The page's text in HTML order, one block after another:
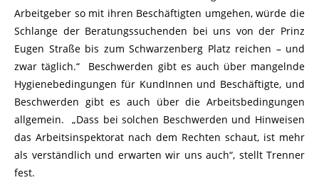
Arbeitgeber so mit ihren Beschäftigten umgehen, würde die
Schlange der Beratungssuchenden bei uns von der Prinz
Eugen Straße bis zum Schwarzenberg Platz reichen – und
zwar täglich.“ Beschwerden gibt es auch über mangelnde
Hygienebedingungen für KundInnen und Beschäftigte, und
Beschwerden gibt es auch über die Arbeitsbedingungen
allgemein. „Dass bei solchen Beschwerden und Hinweisen
das Arbeitsinspektorat nach dem Rechten schaut, ist mehr
als verständlich und erwarten wir uns auch“, stellt Trenner
fest.